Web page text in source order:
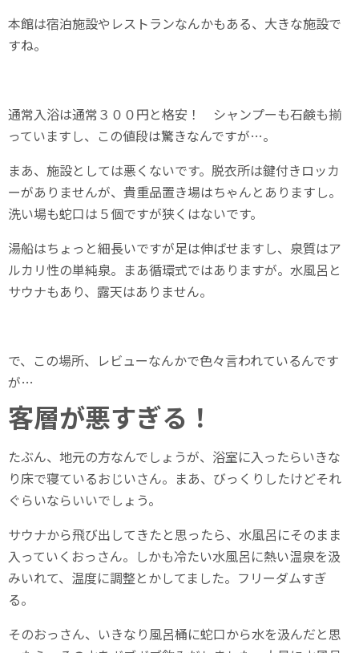
本館は宿泊施設やレストランなんかもある、大きな施設で
すね。
通常入浴は通常３００円と格安！ シャンプーも石鹸も揃
っていますし、この値段は驚きなんですが…。
まあ、施設としては悪くないです。脱衣所は鍵付きロッカ
ーがありませんが、貴重品置き場はちゃんとありますし。
洗い場も蛇口は５個ですが狭くはないです。
湯船はちょっと細長いですが足は伸ばせますし、泉質はア
ルカリ性の単純泉。まあ循環式ではありますが。水風呂と
サウナもあり、露天はありません。
で、この場所、レビューなんかで色々言われているんです
が…
客層が悪すぎる！
たぶん、地元の方なんでしょうが、浴室に入ったらいきな
り床で寝ているおじいさん。まあ、びっくりしたけどそれ
ぐらいならいいでしょう。
サウナから飛び出してきたと思ったら、水風呂にそのまま
入っていくおっさん。しかも冷たい水風呂に熱い温泉を汲
みいれて、温度に調整とかしてました。フリーダムすぎ
る。
そのおっさん、いきなり風呂桶に蛇口から水を汲んだと思